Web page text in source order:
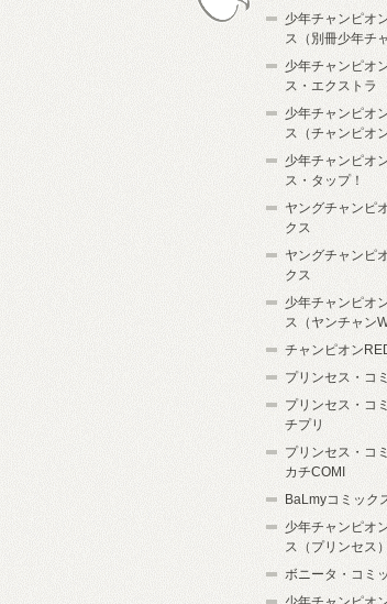
少年チャンピオ
ス（別冊少年チ
少年チャンピオ
ス・エクストラ
少年チャンピオ
ス（チャンピオ
少年チャンピオ
ス・タップ！
ヤングチャンピ
クス
ヤングチャンピ
クス
少年チャンピオ
ス（ヤンチャン
チャンピオン
プリンセス・コ
プリンセス・コ
チプリ
プリンセス・コ
カチCOMI
BaLmyコミック
少年チャンピオ
ス（プリンセス）
ボニータ・コミ